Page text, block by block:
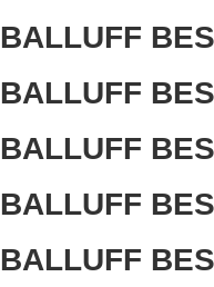
BALLUFF
BALLUFF
BALLUFF
BALLUFF
BALLUFF